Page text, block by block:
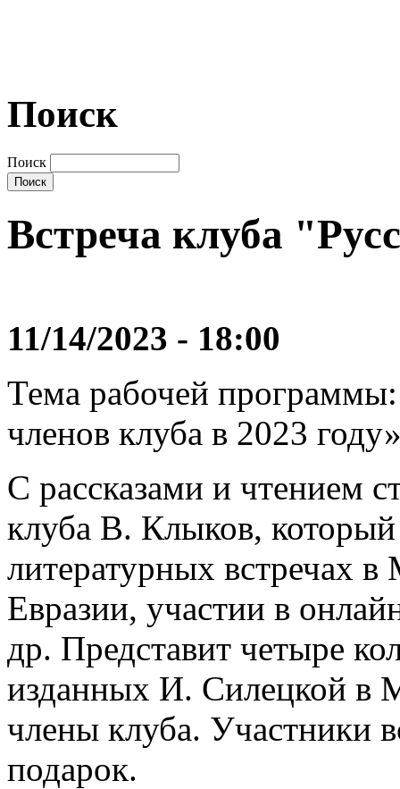
Поиск
Поиск
Встреча клуба
11/14/2023 - 18:00
Тема рабочей
членов клуба в 2023
С рассказами и чтением
клуба В. Клыков, который
литературных встречах
Евразии, участии в
др. Представит четыре
изданных И. Силецкой в
члены клуба. Участники
подарок.